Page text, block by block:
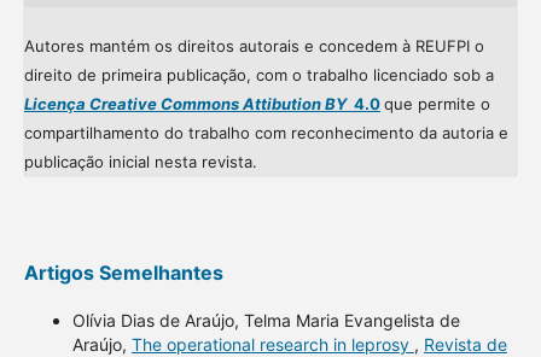
Autores mantém os direitos autorais e concedem à REUFPI o
direito de primeira publicação, com o trabalho licenciado sob a
Licença Creative Commons Attibution BY4.0que permite o
compartilhamento do trabalho com reconhecimento da autoria e
publicação inicial nesta revista.
Artigos Semelhantes
Olívia Dias de Araújo, Telma Maria Evangelista de
Araújo, The operational research in leprosy , Revista de